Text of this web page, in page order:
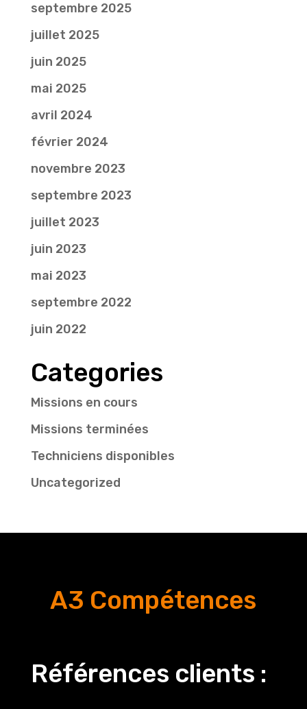
septembre 2025
juillet 2025
juin 2025
mai 2025
avril 2024
février 2024
novembre 2023
septembre 2023
juillet 2023
juin 2023
mai 2023
septembre 2022
juin 2022
Categories
Missions en cours
Missions terminées
Techniciens disponibles
Uncategorized
A3 Compétences
Références clients :